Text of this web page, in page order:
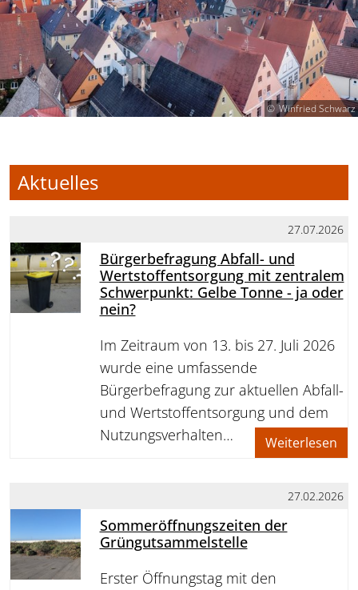
Winfried Schwarz
Aktuelles
27.07.2026
Bürgerbefragung Abfall- und
Wertstoffentsorgung mit zentralem
Schwerpunkt: Gelbe Tonne - ja oder
nein?
Im Zeitraum von 13. bis 27. Juli 2026
wurde eine umfassende
Bürgerbefragung zur aktuellen Abfall-
und Wertstoffentsorgung und dem
Nutzungsverhalten…
Weiterlesen
27.02.2026
Sommeröffnungszeiten der
Grüngutsammelstelle
Erster Öffnungstag mit den